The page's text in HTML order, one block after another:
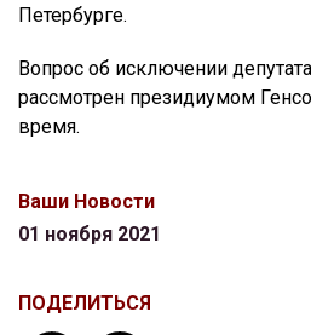
Петербурге.
Вопрос об исключении
рассмотрен президиумом
время.
Ваши Новости
01 ноября 2021
ПОДЕЛИТЬСЯ